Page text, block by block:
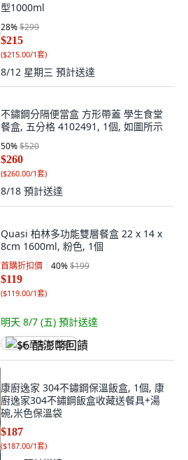
型1000ml
28%$299
$215
($215.00/1套)
8/12 星期三 預計送達
不鏽鋼分隔便當盒 方形帶蓋 學生食堂
餐盒, 五分格 4102491, 1個, 如圖所示
50%$520
$260
($260.00/1套)
8/18 預計送達
Quasi 柏林多功能雙層餐盒 22 x 14 x
8cm 1600ml, 粉色, 1個
首購折扣價 40%$199
$119
($119.00/1套)
明天 8/7 (五) 預計送達
$6 酷澎幣回饋
康廚逸家 304不鏽鋼保溫飯盒, 1個, 康
廚逸家304不鏽鋼飯盒收藏送餐具+湯
碗,米色保溫袋
$187
($187.00/1套)